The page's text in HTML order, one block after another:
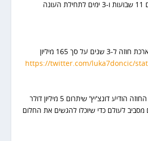
על סך 165 מיליון
https://twitter.com/luka7doncic/
כדי לחגוג את הארכת החוזה הודיע דונצ'יץ' שיתרום 5 מיליון דולר
מסביב לעולם כדי שיוכלו להגשים את החלום